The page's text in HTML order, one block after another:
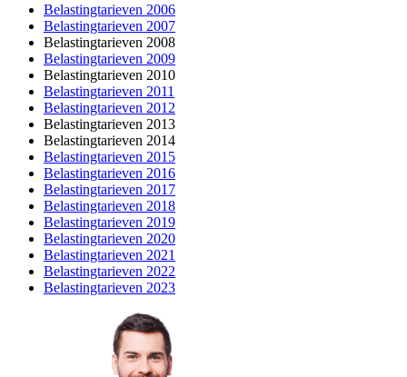
Belastingtarieven 2006
Belastingtarieven 2007
Belastingtarieven 2008
Belastingtarieven 2009
Belastingtarieven 2010
Belastingtarieven 2011
Belastingtarieven 2012
Belastingtarieven 2013
Belastingtarieven 2014
Belastingtarieven 2015
Belastingtarieven 2016
Belastingtarieven 2017
Belastingtarieven 2018
Belastingtarieven 2019
Belastingtarieven 2020
Belastingtarieven 2021
Belastingtarieven 2022
Belastingtarieven 2023